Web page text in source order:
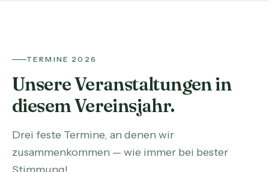
TERMINE 2026
Unsere Veranstaltungen in
diesem Vereinsjahr.
Drei feste Termine, an denen wir
zusammenkommen — wie immer bei bester